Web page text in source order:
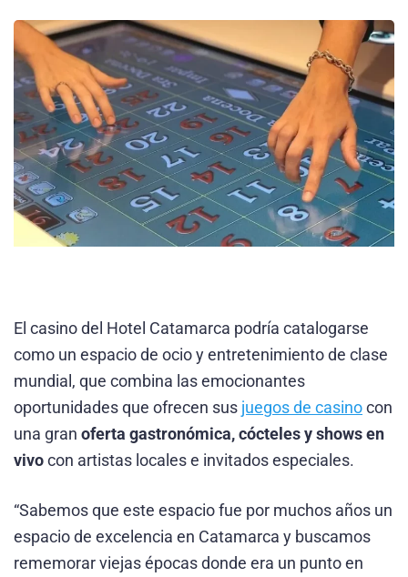
El casino del Hotel Catamarca podría catalogarse
como un espacio de ocio y entretenimiento de clase
mundial, que combina las emocionantes
oportunidades que ofrecen sus juegos de casino con
una gran oferta gastronómica, cócteles y shows en
vivo con artistas locales e invitados especiales.
“Sabemos que este espacio fue por muchos años un
espacio de excelencia en Catamarca y buscamos
rememorar viejas épocas donde era un punto en